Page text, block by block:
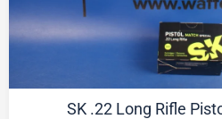
SK .22 Long Rifle